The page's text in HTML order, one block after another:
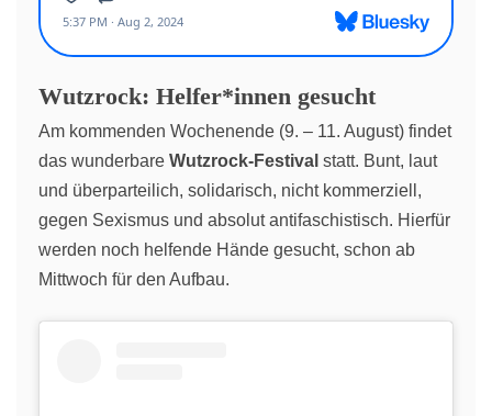
Wutzrock: Helfer*innen gesucht
Am kommenden Wochenende (9. – 11. August) findet
das wunderbare Wutzrock-Festival statt. Bunt, laut
und überparteilich, solidarisch, nicht kommerziell,
gegen Sexismus und absolut antifaschistisch. Hierfür
werden noch helfende Hände gesucht, schon ab
Mittwoch für den Aufbau.